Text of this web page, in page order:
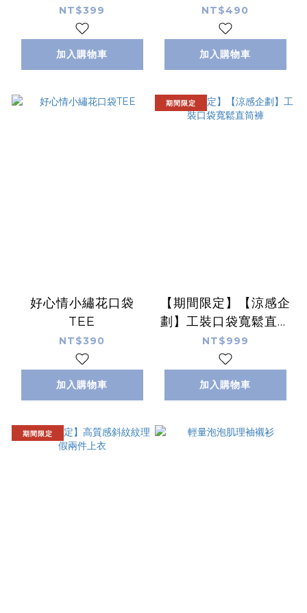
NT$399
加入購物車
NT$490
加入購物車
好心情小繡花口袋
TEE
NT$390
加入購物車
期間限定
【期間限定】【涼感企
劃】工裝口袋寬鬆直筒
褲
NT$999
加入購物車
期間限定